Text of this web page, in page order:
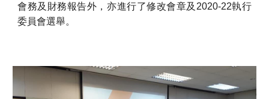
會務及財務報告外，亦進行了修改會章及2020-22執行
委員會選舉。